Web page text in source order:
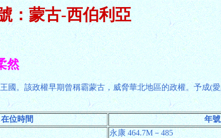
：蒙古-西伯利亞
然
。該政權早期曾稱霸蒙古，威脅華北地區的政權。予成(
在位時間
年
永康 464.7M－485